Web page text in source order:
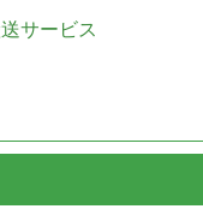
サービス